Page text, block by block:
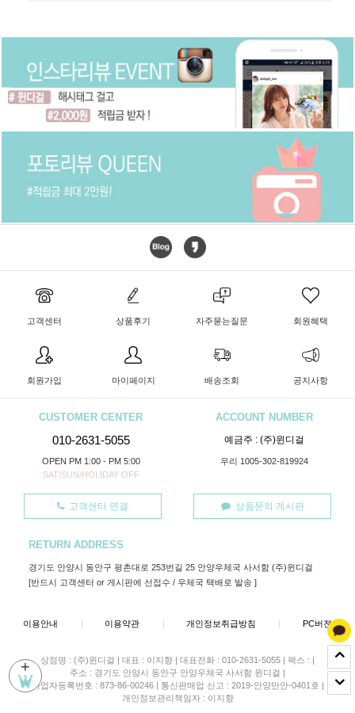
+
고객센터 상품후기 자주묻는질문 회원혜택
회원가입 마이페이지 배송조회 공지사항
CUSTOMER CENTER
010-2631-5055
OPEN PM 1:00 - PM 5:00
SAT/SUN/HOLIDAY OFF
ACCOUNT NUMBER
예금주 : (주)윈디걸
우리 1005-302-819924
고객센터 연결 상품문의 게시판
RETURN ADDRESS
경기도 안양시 동안구 평촌대로 253번길 25 안양우체국 사서함 (주)윈디걸
[반드시 고객센터 or 게시판에 선접수 / 우체국 택배로 발송 ]
이용안내 | 이용약관 | 개인정보취급방침 | PC버젼
상점명 : (주)윈디걸 | 대표 : 이지향 | 대표전화 : 010-2631-5055 | 팩스 : |
주소 : 경기도 안양시 동안구 안양우체국 사서함 윈디걸 |
사업자등록번호 : 873-86-00246 | 통신판매업 신고 : 2019-안양만안-0401호 |
개인정보관리책임자 : 이지향